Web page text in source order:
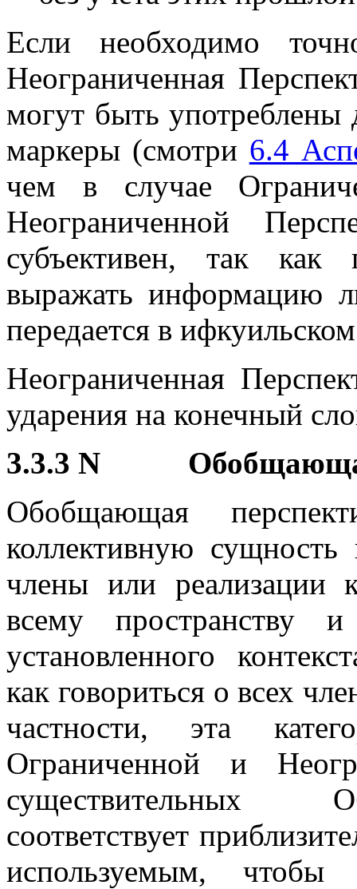
Если необходимо
Неограниченная
могут быть употреблены
маркеры (смотри 6.4
чем в случае
Неограниченной
субъективен, так как
выражать информацию
передается в
Неограниченная
ударения на конечный
3.3.3 N
Обобщающая
коллективную
члены или реализации
всему пространству
установленного
как говориться о всех
частности, эта
Ограниченной и
существительных
соответствует
используемым, чтобы